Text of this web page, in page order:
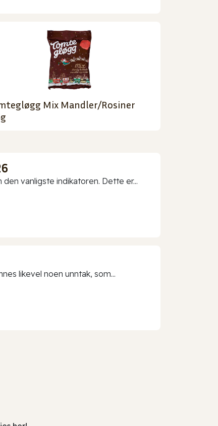
Mix Mandler/Rosiner
vanligste indikatoren. Dette er...
likevel noen unntak, som...